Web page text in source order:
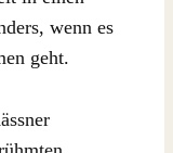
wenn es
geht.